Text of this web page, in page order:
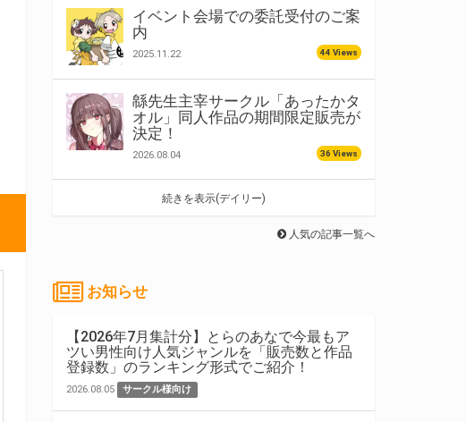
イベント会場での委託受付のご案
内
2025.11.22 44 Views
緜先生主宰サークル「あったかタ
オル」同人作品の期間限定販売が
決定！
2026.08.04 36 Views
続きを表示(デイリー)
人気の記事一覧へ
お知らせ
【2026年7月集計分】とらのあなで今最もア
ツい男性向け人気ジャンルを「販売数と作品
登録数」のランキング形式でご紹介！
2026.08.05 サークル様向け